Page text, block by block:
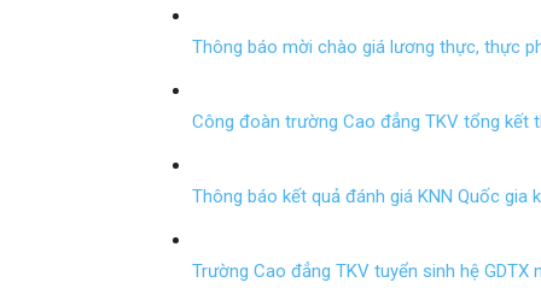
Thông báo mời chào giá lương thực, thực
Công đoàn trường Cao đẳng TKV tổng kết
Thông báo kết quả đánh giá KNN Quốc gia
Trường Cao đẳng TKV tuyển sinh hệ GDTX